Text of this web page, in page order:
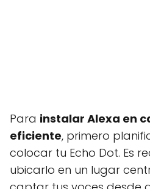
Para instalar Alexa en
eficiente, primero
colocar tu Echo Dot. Es
ubicarlo en un lugar